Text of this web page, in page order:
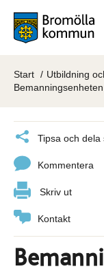
Start
Utbildning
Tipsa och dela
Kommentera
Skriv ut
Kontakt